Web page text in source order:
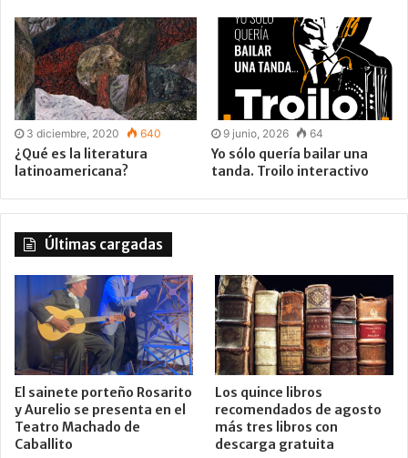
3 diciembre, 2020 640
¿Qué es la literatura
latinoamericana?
9 junio, 2026 64
Yo sólo quería bailar una
tanda. Troilo interactivo
Últimas cargadas
El sainete porteño Rosarito
y Aurelio se presenta en el
Teatro Machado de
Caballito
Los quince libros
recomendados de agosto
más tres libros con
descarga gratuita